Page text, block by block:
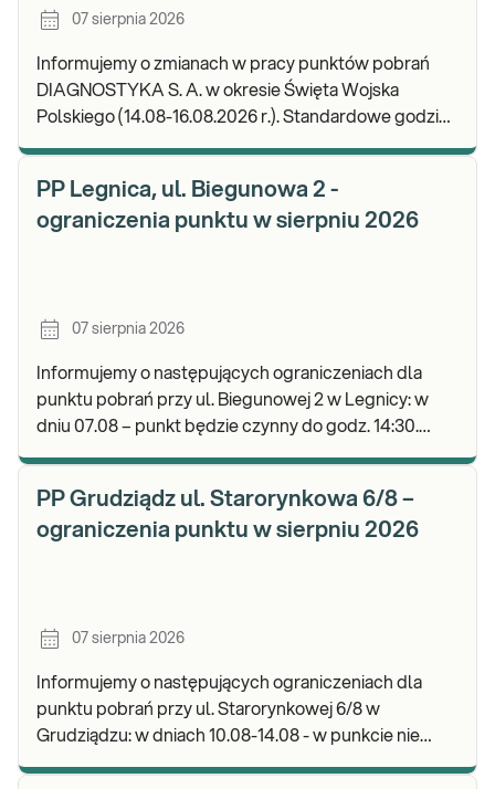
07 sierpnia 2026
Informujemy o zmianach w pracy punktów pobrań
DIAGNOSTYKA S. A. w okresie Święta Wojska
Polskiego (14.08-16.08.2026 r.). Standardowe godziny
PP Legnica, ul. Biegunowa 2 -
ograniczenia punktu w sierpniu 2026
07 sierpnia 2026
Informujemy o następujących ograniczeniach dla
punktu pobrań przy ul. Biegunowej 2 w Legnicy: w
dniu 07.08 – punkt będzie czynny do godz. 14:30.
PP Grudziądz ul. Starorynkowa 6/8 –
ograniczenia punktu w sierpniu 2026
07 sierpnia 2026
Informujemy o następujących ograniczeniach dla
punktu pobrań przy ul. Starorynkowej 6/8 w
Grudziądzu: w dniach 10.08-14.08 - w punkcie nie